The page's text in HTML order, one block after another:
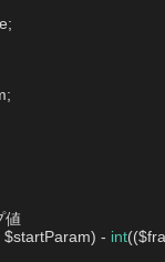
値
- int